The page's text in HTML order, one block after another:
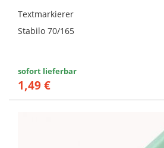
Textmarkierer
Stabilo 70/165
sofort lieferbar
1,49 €